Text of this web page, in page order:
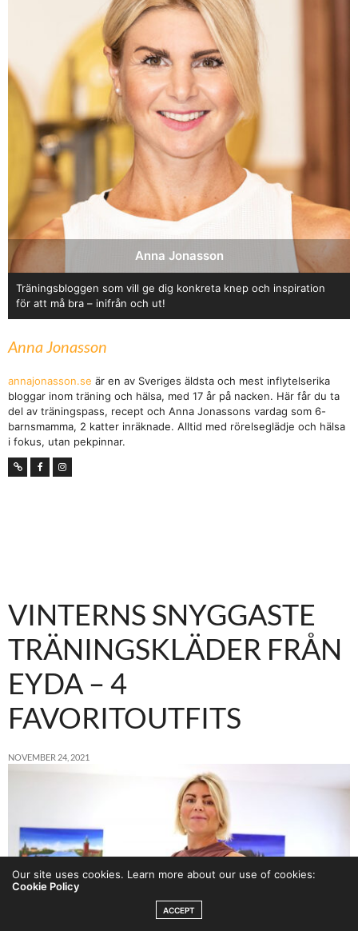
Anna Jonasson
Träningsbloggen som vill ge dig konkreta knep och inspiration
för att må bra – inifrån och ut!
Anna Jonasson
annajonasson.se är en av Sveriges äldsta och mest inflytelserika
bloggar inom träning och hälsa, med 17 år på nacken. Här får du ta
del av träningspass, recept och Anna Jonassons vardag som 6-
barnsmamma, 2 katter inräknade. Alltid med rörelseglädje och hälsa
i fokus, utan pekpinnar.
VINTERNS SNYGGASTE
TRÄNINGSKLÄDER FRÅN
EYDA – 4
FAVORITOUTFITS
NOVEMBER 24, 2021
Our site uses cookies. Learn more about our use of cookies:
Cookie Policy
ACCEPT